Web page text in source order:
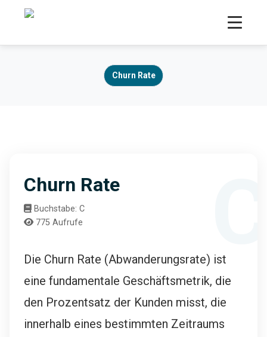
Churn Rate
Churn Rate
Buchstabe: C
775 Aufrufe
Die Churn Rate (Abwanderungsrate) ist
eine fundamentale Geschäftsmetrik, die
den Prozentsatz der Kunden misst, die
innerhalb eines bestimmten Zeitraums